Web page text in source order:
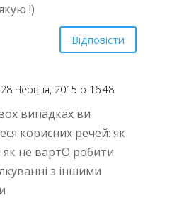
!)
Відповісти
28 Червня, 2015 о 16:48
випадках ви
корисних речей: як
як не вартO робити
з іншими